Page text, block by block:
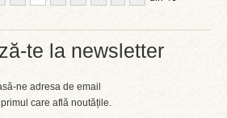
te la newsletter
ne adresa de email
care află noutățile.